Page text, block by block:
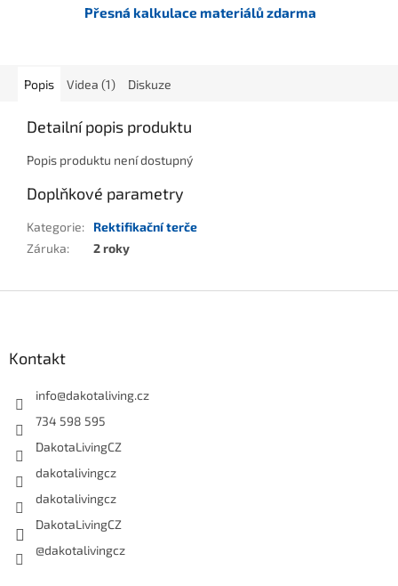
Přesná kalkulace materiálů zdarma
Popis Videa (1) Diskuze
Detailní popis produktu
Popis produktu není dostupný
Doplňkové parametry
Kategorie:
Rektifikační terče
Záruka: 2 roky
Kontakt
info@dakotaliving.cz
734 598 595
DakotaLivingCZ
dakotalivingcz
dakotalivingcz
DakotaLivingCZ
@dakotalivingcz